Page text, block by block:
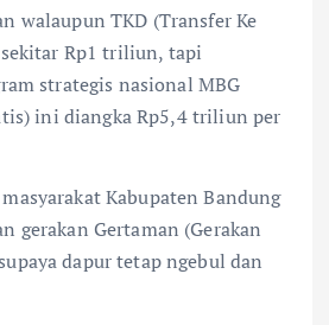
walaupun TKD (Transfer Ke
Rp1 triliun, tapi
strategis nasional MBG
ini diangka Rp5,4 triliun per
Kabupaten Bandung
gerakan Gertaman (Gerakan
dapur tetap ngebul dan